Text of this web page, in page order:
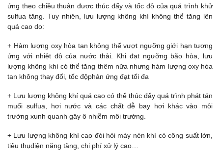
ứng theo chiều thuận được thúc đẩy và tốc độ của quá trình khử
sulfua tăng. Tuy nhiên, lưu lượng không khí không thể tăng lên
quá cao do:
+ Hàm lượng oxy hòa tan không thể vượt ngưỡng giới hạn tương
ứng với nhiệt độ của nước thải. Khi đạt ngưỡng bão hòa, lưu
lượng không khí có thể tăng thêm nữa nhưng hàm lượng oxy hòa
tan không thay đổi, tốc độphản ứng đạt tối đa
+ Lưu lượng không khí quá cao có thể thúc đẩy quá trình phát tán
muối sulfua, hơi nước và các chất dễ bay hơi khác vào môi
trường xunh quanh gây ô nhiễm môi trường.
+ Lưu lượng không khí cao đòi hỏi máy nén khí có công suất lớn,
tiêu thụđiện năng tăng, chi phí xử lý cao…